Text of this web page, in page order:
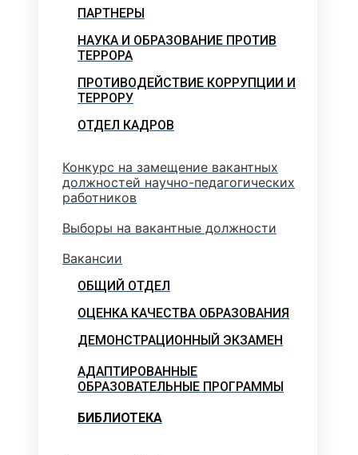
ПАРТНЕРЫ
НАУКА И ОБРАЗОВАНИЕ ПРОТИВ
ТЕРРОРА
ПРОТИВОДЕЙСТВИЕ КОРРУПЦИИ И
ТЕРРОРУ
ОТДЕЛ КАДРОВ
Конкурс на замещение вакантных
должностей научно-педагогических
работников
Выборы на вакантные должности
Вакансии
ОБЩИЙ ОТДЕЛ
ОЦЕНКА КАЧЕСТВА ОБРАЗОВАНИЯ
ДЕМОНСТРАЦИОННЫЙ ЭКЗАМЕН
АДАПТИРОВАННЫЕ
ОБРАЗОВАТЕЛЬНЫЕ ПРОГРАММЫ
БИБЛИОТЕКА